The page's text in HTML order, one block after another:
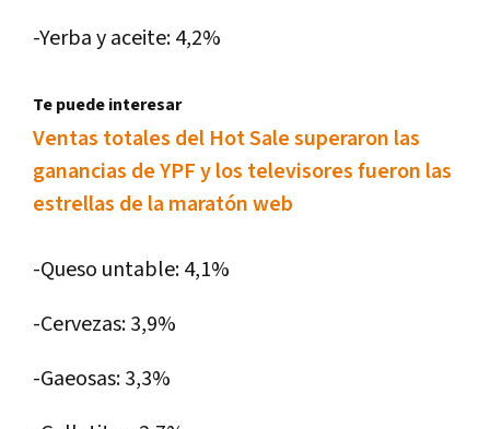
-Yerba y aceite: 4,2%
Te puede interesar
Ventas totales del Hot Sale superaron las
ganancias de YPF y los televisores fueron las
estrellas de la maratón web
-Queso untable: 4,1%
-Cervezas: 3,9%
-Gaeosas: 3,3%